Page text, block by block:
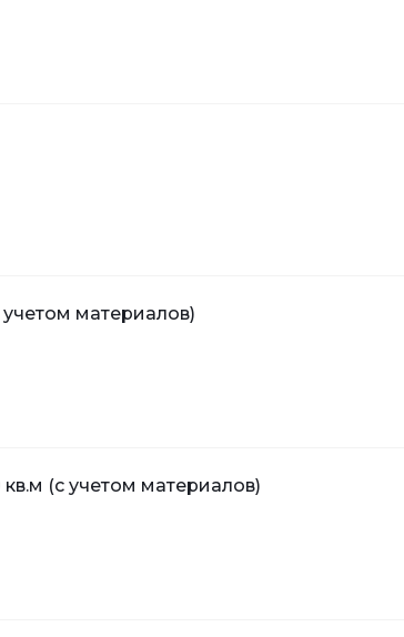
учетом материалов)
(с учетом материалов)